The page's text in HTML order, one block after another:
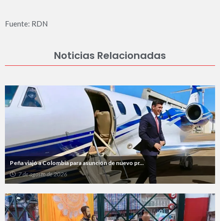
Fuente: RDN
Noticias Relacionadas
Peña viajó a Colombia para asunción de nuevo pr...
7 de agosto de 2026